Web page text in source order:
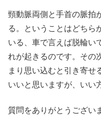
頸動脈両側と手首の脈拍
る。ということはどちら
いる、車で言えば脱輪い
れが起きるのです。その
まり思い込むと引き寄せ
いいと思いますが、いい
質問をありがとうござい